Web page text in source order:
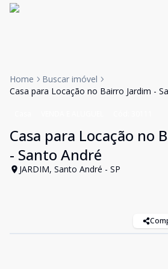
Home
Buscar imóvel
Casa para Locação no Bairro Jardim -
Casa para Locação no
- Santo André
JARDIM, Santo André - SP